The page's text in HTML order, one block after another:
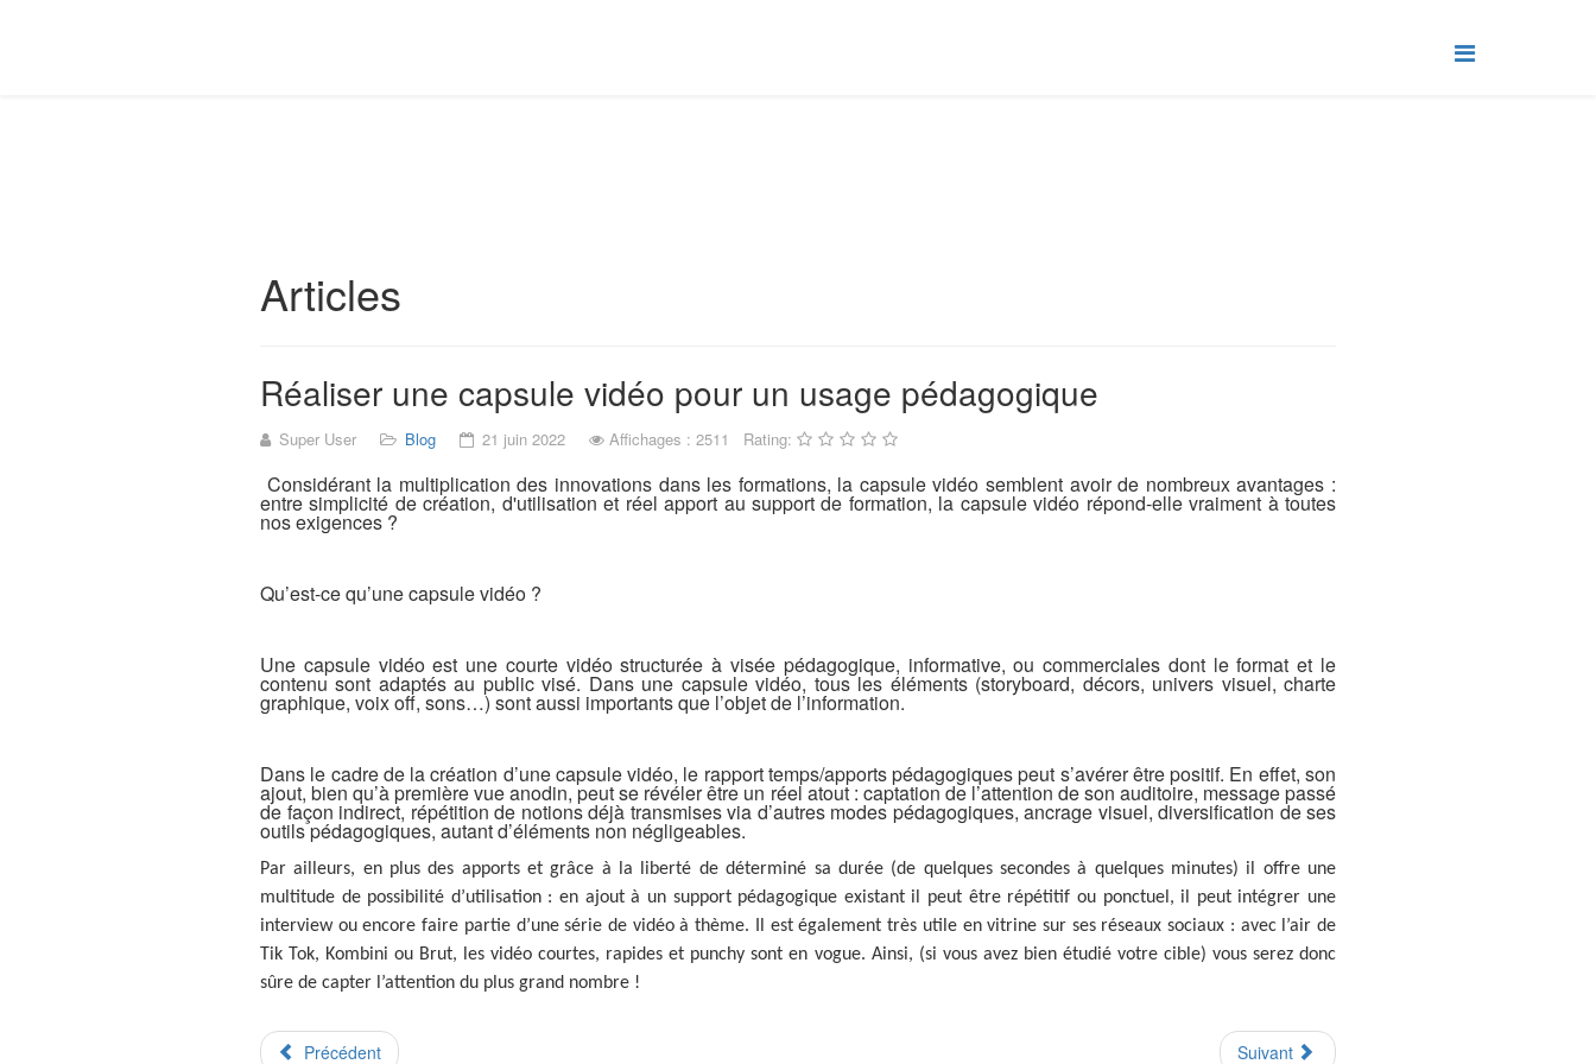
Articles
Réaliser une capsule vidéo pour un usage pédagogique
Super User Blog 21 juin 2022 Affichages : 2511 Rating:
Considérant la multiplication des innovations dans les formations, la capsule vidéo semblent avoir de nombreux avantages :
entre simplicité de création, d'utilisation et réel apport au support de formation, la capsule vidéo répond-elle vraiment à toutes
nos exigences ?
Qu’est-ce qu’une capsule vidéo ?
Une capsule vidéo est une courte vidéo structurée à visée pédagogique, informative, ou commerciales dont le format et le
contenu sont adaptés au public visé. Dans une capsule vidéo, tous les éléments (storyboard, décors, univers visuel, charte
graphique, voix off, sons…) sont aussi importants que l’objet de l’information.
Dans le cadre de la création d’une capsule vidéo, le rapport temps/apports pédagogiques peut s’avérer être positif. En effet, son
ajout, bien qu’à première vue anodin, peut se révéler être un réel atout : captation de l’attention de son auditoire, message passé
de façon indirect, répétition de notions déjà transmises via d’autres modes pédagogiques, ancrage visuel, diversification de ses
outils pédagogiques, autant d’éléments non négligeables.
Par ailleurs, en plus des apports et grâce à la liberté de déterminé sa durée (de quelques secondes à quelques minutes) il offre une
multitude de possibilité d’utilisation : en ajout à un support pédagogique existant il peut être répétitif ou ponctuel, il peut intégrer une
interview ou encore faire partie d’une série de vidéo à thème. Il est également très utile en vitrine sur ses réseaux sociaux : avec l’air de
Tik Tok, Kombini ou Brut, les vidéo courtes, rapides et punchy sont en vogue. Ainsi, (si vous avez bien étudié votre cible) vous serez donc
sûre de capter l’attention du plus grand nombre !
Précédent Suivant